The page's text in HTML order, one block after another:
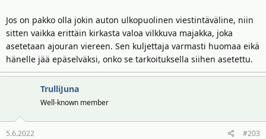
Jos on pakko olla jokin auton ulkopuolinen viestintäväline, niin
sitten vaikka erittäin kirkasta valoa vilkkuva majakka, joka
asetetaan ajouran viereen. Sen kuljettaja varmasti huomaa eikä
hänelle jää epäselväksi, onko se tarkoituksella siihen asetettu.
TrulliJuna
Well-known member
5.6.2022 #203